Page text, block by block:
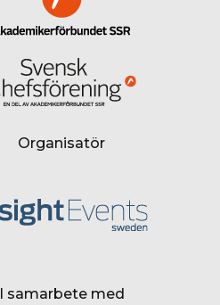
Organisatör
I samarbete med